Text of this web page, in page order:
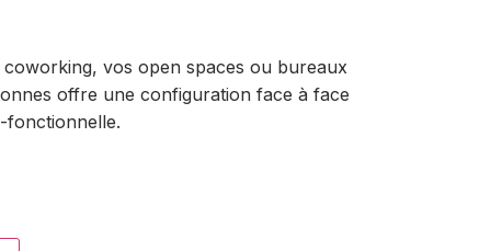
vos open spaces ou bureaux
offre une configuration face à face
fonctionnelle.